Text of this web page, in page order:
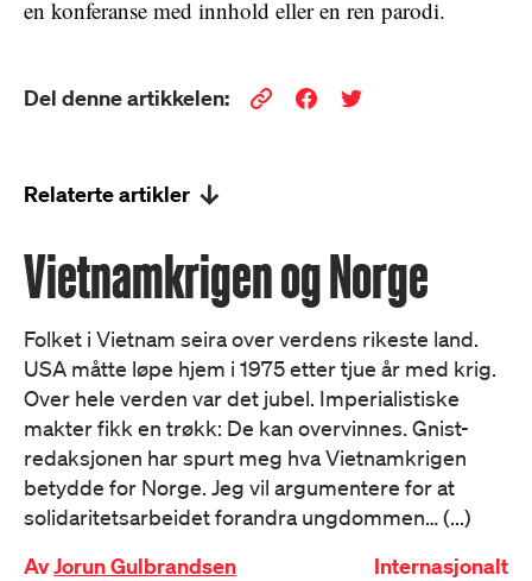
en konferanse med innhold eller en ren parodi.
Del denne artikkelen:
Relaterte artikler
Vietnamkrigen og Norge
Folket i Vietnam seira over verdens rikeste land.
USA måtte løpe hjem i 1975 etter tjue år med krig.
Over hele verden var det jubel. Imperialistiske
makter fikk en trøkk: De kan overvinnes. Gnist-
redaksjonen har spurt meg hva Vietnamkrigen
betydde for Norge. Jeg vil argumentere for at
solidaritetsarbeidet forandra ungdommen… (...)
AvJorun Gulbrandsen Internasjonalt